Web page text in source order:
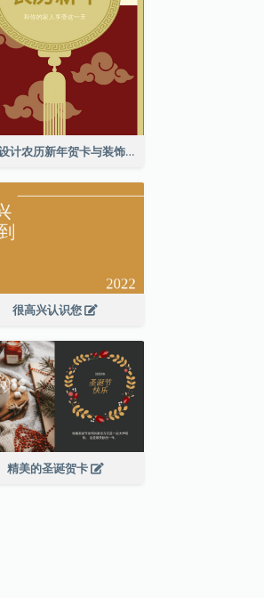
平面设计农历新年贺卡与装饰
很高兴认识您
精美的圣诞贺卡